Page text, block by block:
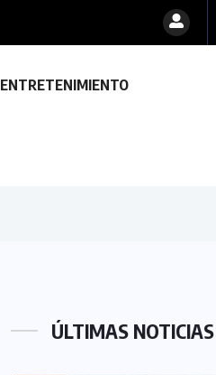
ENTRETENIMIENTO
ÚLTIMAS NOTICIAS